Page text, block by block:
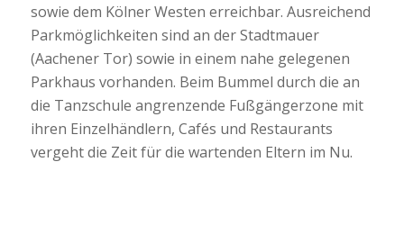
sowie dem Kölner Westen erreichbar. Ausreichend
Parkmöglichkeiten sind an der Stadtmauer
(Aachener Tor) sowie in einem nahe gelegenen
Parkhaus vorhanden. Beim Bummel durch die an
die Tanzschule angrenzende Fußgängerzone mit
ihren Einzelhändlern, Cafés und Restaurants
vergeht die Zeit für die wartenden Eltern im Nu.